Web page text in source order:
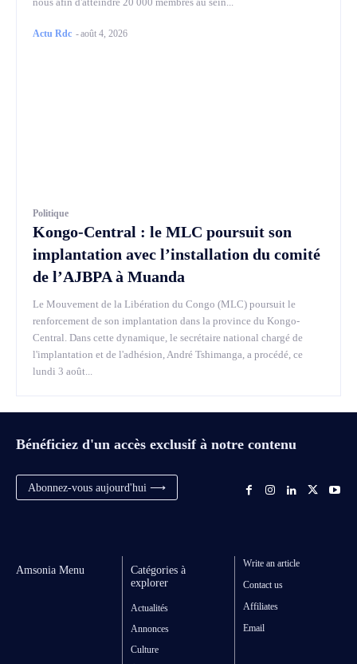
Actu Rdc -août 4, 2026
Politique
Kongo-Central : le MLC poursuit son
implantation avec l’installation du comité
de l’AJBPA à Muanda
Le Mouvement de la Libération du Congo (MLC) poursuit le
renforcement de son implantation dans la province du Kongo-
Central. Dans cette dynamique, le secrétaire national chargé de
l'implantation et de l'adhésion, André Tshimanga, a procédé, ce
lundi 3 août...
Bénéficiez d'un accès exclusif à notre contenu
Abonnez-vous aujourd'hui ⟶
Amsonia Menu
Catégories à
explorer
Actualités
Annonces
Culture
Write an article
Contact us
Affiliates
Email